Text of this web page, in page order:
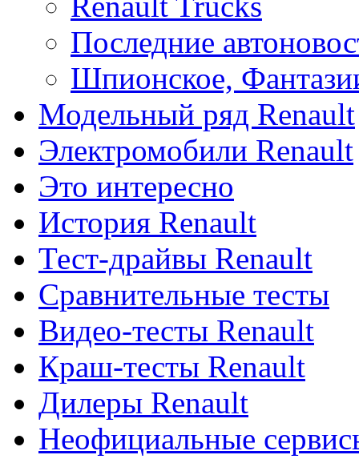
Последние
Шпионское,
Модельный ряд Renault
Электромобили Renault
Это интересно
История Renault
Тест-драйвы Renault
Сравнительные тесты
Видео-тесты Renault
Краш-тесты Renault
Дилеры Renault
Неофициальные